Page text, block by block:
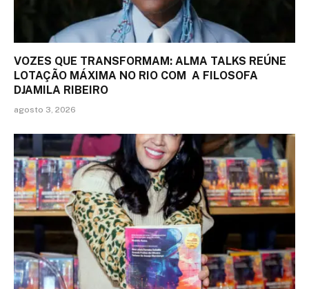
VOZES QUE TRANSFORMAM: ALMA TALKS REÚNE
LOTAÇÃO MÁXIMA NO RIO COM A FILOSOFA
DJAMILA RIBEIRO
agosto 3, 2026